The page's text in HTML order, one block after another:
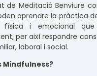
de Meditació Benviure
aprendre la pràctica
física i emocional
per així respondre
laboral i social.
Mindfulness?